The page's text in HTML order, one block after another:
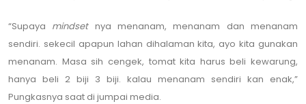
“Supaya mindsetnya menanam, menanam dan menanam
sendiri. sekecil apapun lahan dihalaman kita, ayo kita gunakan
menanam. Masa sih cengek, tomat kita harus beli kewarung,
hanya beli 2 biji 3 biji. kalau menanam sendiri kan enak,”
Pungkasnya saat di jumpai media.